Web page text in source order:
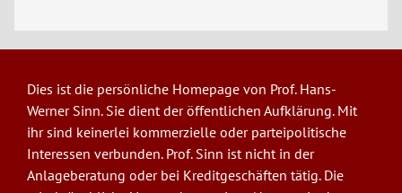
Dies ist die persönliche Homepage von Prof. Hans-
Werner Sinn. Sie dient der öffentlichen Aufklärung. Mit
ihr sind keinerlei kommerzielle oder parteipolitische
Interessen verbunden. Prof. Sinn ist nicht in der
Anlageberatung oder bei Kreditgeschäften tätig. Die